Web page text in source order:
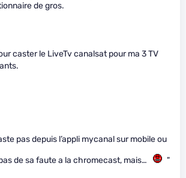
de gros.
caster le LiveTv canalsat pour ma 3 TV
pas depuis l’appli mycanal sur mobile ou
de sa faute a la chromecast, mais…
"